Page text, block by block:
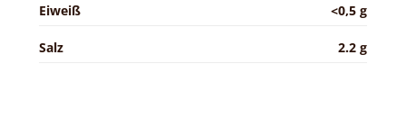
Eiweiß <0,5 g
Salz 2.2 g